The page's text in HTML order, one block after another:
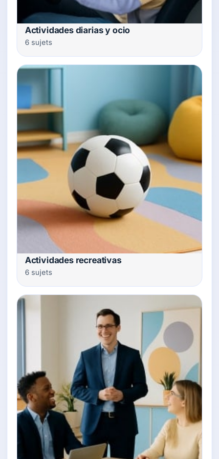
Actividades diarias y ocio
6 sujets
Actividades recreativas
6 sujets